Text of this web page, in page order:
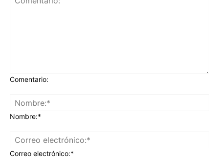
Comentario:
Nombre:*
Correo electrónico:*